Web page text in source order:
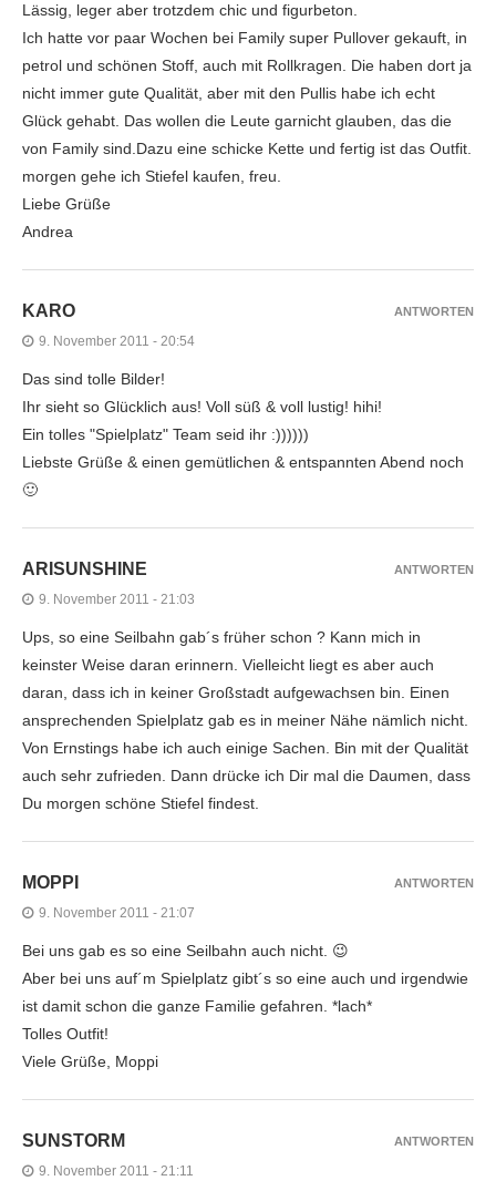
Lässig, leger aber trotzdem chic und figurbeton.
Ich hatte vor paar Wochen bei Family super Pullover gekauft, in
petrol und schönen Stoff, auch mit Rollkragen. Die haben dort ja
nicht immer gute Qualität, aber mit den Pullis habe ich echt
Glück gehabt. Das wollen die Leute garnicht glauben, das die
von Family sind.Dazu eine schicke Kette und fertig ist das Outfit.
morgen gehe ich Stiefel kaufen, freu.
Liebe Grüße
Andrea
KARO
9. November 2011 - 20:54
Das sind tolle Bilder!
Ihr sieht so Glücklich aus! Voll süß & voll lustig! hihi!
Ein tolles "Spielplatz" Team seid ihr :))))))
Liebste Grüße & einen gemütlichen & entspannten Abend noch
🙂
ANTWORTEN
ARISUNSHINE
9. November 2011 - 21:03
Ups, so eine Seilbahn gab´s früher schon ? Kann mich in
keinster Weise daran erinnern. Vielleicht liegt es aber auch
daran, dass ich in keiner Großstadt aufgewachsen bin. Einen
ansprechenden Spielplatz gab es in meiner Nähe nämlich nicht.
Von Ernstings habe ich auch einige Sachen. Bin mit der Qualität
auch sehr zufrieden. Dann drücke ich Dir mal die Daumen, dass
Du morgen schöne Stiefel findest.
ANTWORTEN
MOPPI
9. November 2011 - 21:07
Bei uns gab es so eine Seilbahn auch nicht. 😉
Aber bei uns auf´m Spielplatz gibt´s so eine auch und irgendwie
ist damit schon die ganze Familie gefahren. *lach*
Tolles Outfit!
Viele Grüße, Moppi
ANTWORTEN
SUNSTORM
9. November 2011 - 21:11
ANTWORTEN